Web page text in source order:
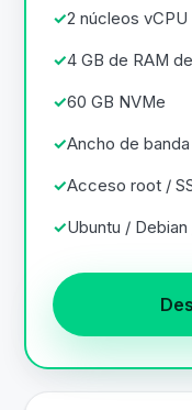
2 núcleos vCPU
4 GB de RAM
60 GB NVMe
Ancho de
Acceso root /
Ubuntu /